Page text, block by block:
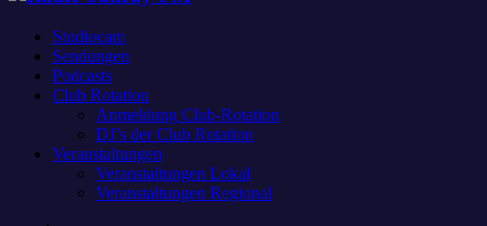
Studiocam
Sendungen
Podcasts
Club Rotation
Anmeldung Club-Rotation
DJ’s der Club Rotation
Veranstaltungen
Veranstaltungen Lokal
Veranstaltungen Regional